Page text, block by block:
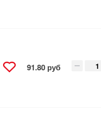
91.80 руб